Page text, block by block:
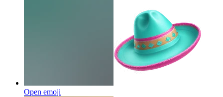
Open emoji